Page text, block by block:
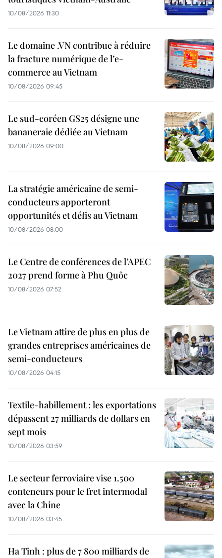
10/08/2026 11:30
Le domaine .VN contribue à réduire
la fracture numérique de l’e-
commerce au Vietnam
10/08/2026 09:45
Le sud-coréen GS25 désigne une
bananeraie dédiée au Vietnam
10/08/2026 09:00
La stratégie américaine de semi-
conducteurs apporteront
opportunités et défis au Vietnam
10/08/2026 08:00
Le Centre de conférences de l’APEC
2027 prend forme à Phu Quôc
10/08/2026 07:52
Le Vietnam attire de plus en plus de
grandes entreprises américaines de
semi-conducteurs
10/08/2026 04:15
Textile-habillement : les exportations
dépassent 27 milliards de dollars en
sept mois
10/08/2026 03:59
Le secteur ferroviaire vise 1.500
conteneurs pour le fret intermodal
avec la Chine
10/08/2026 03:45
Ha Tinh : plus de 7 800 milliards de